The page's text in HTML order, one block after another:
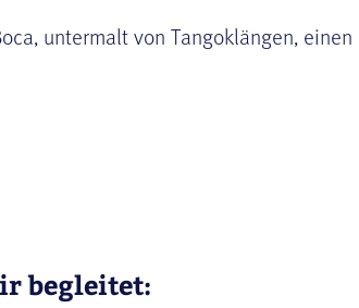
untermalt von Tangoklängen, einen
begleitet: